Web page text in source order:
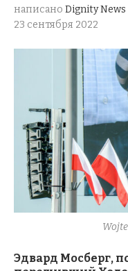
написано Dignity News
23 сентября 2022
Эдвард Мосберг,